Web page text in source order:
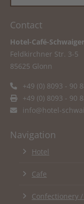
Contact
Hotel-Café-Schwaiger
Feldkirchner Str. 3-5
85625 Glonn
+49 (0) 8093 - 90
+49 (0) 8093 - 90
info@hotel-
Navigation
Hotel
Cafe
Confectionery